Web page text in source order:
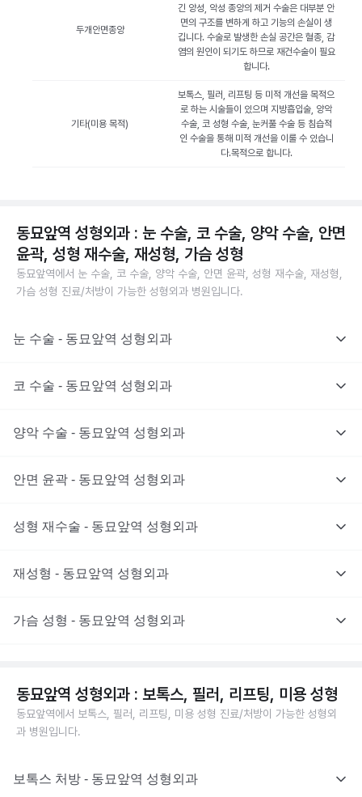
두개안면종양
긴 양성, 악성 종양의 제거 수술은 대부분 안
면의 구조를 변하게 하고 기능의 손실이 생
깁니다. 수술로 발생한 손실 공간은 혈종, 감
염의 원인이 되기도 하므로 재건수술이 필요
합니다.
기타(미용 목적)
보톡스, 필러, 리프팅 등 미적 개선을 목적으
로 하는 시술들이 있으며 지방흡입술, 양악
수술, 코 성형 수술, 눈커풀 수술 등 침습적
인 수술을 통해 미적 개선을 이룰 수 있습니
다.목적으로 합니다.
동묘앞역 성형외과 : 눈 수술, 코 수술, 양악 수술, 안면
윤곽, 성형 재수술, 재성형, 가슴 성형
동묘앞역에서 눈 수술, 코 수술, 양악 수술, 안면 윤곽, 성형 재수술, 재성형,
가슴 성형 진료/처방이 가능한 성형외과 병원입니다.
눈 수술 - 동묘앞역 성형외과
코 수술 - 동묘앞역 성형외과
양악 수술 - 동묘앞역 성형외과
안면 윤곽 - 동묘앞역 성형외과
성형 재수술 - 동묘앞역 성형외과
재성형 - 동묘앞역 성형외과
가슴 성형 - 동묘앞역 성형외과
동묘앞역 성형외과 : 보톡스, 필러, 리프팅, 미용 성형
동묘앞역에서 보톡스, 필러, 리프팅, 미용 성형 진료/처방이 가능한 성형외
과 병원입니다.
보톡스 처방 - 동묘앞역 성형외과